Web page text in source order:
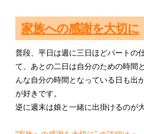
家族への感謝を大切に
普段、平日は週に三日ほどパートの
て、あとの二日は自分のための時間
んな自分の時間となっている日も出
が好きです。
逆に週末は娘と一緒に出掛けるのが